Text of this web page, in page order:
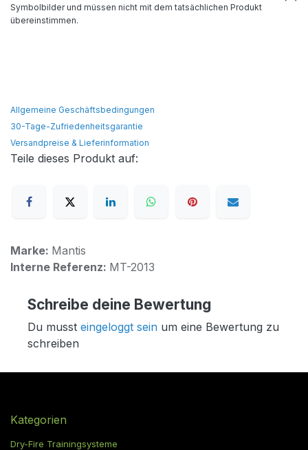
Symbolbilder und müssen nicht mit dem tatsächlichen Produkt
übereinstimmen.
Allgemeine Geschäftsbedingungen
30-Tage-Zufriedenheitsgarantie
Versandpreise & Lieferinformation
Teile dieses Produkt auf:
Marke: Mantis
Interne Referenz: MT-2013
Schreibe deine Bewertung
Du musst eingeloggt sein um eine Bewertung zu
schreiben
Kategorien
Dry-Fire Trainingsysteme